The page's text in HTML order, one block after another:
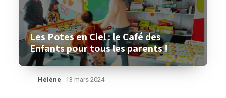
Les Potes en Ciel : le Café des
Enfants pour tous les parents !
Hélène 13 mars 2024